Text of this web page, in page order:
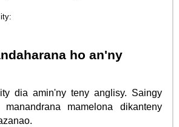
ho an'ny
dia amin'ny teny anglisy. Saingy
mamelona dikanteny